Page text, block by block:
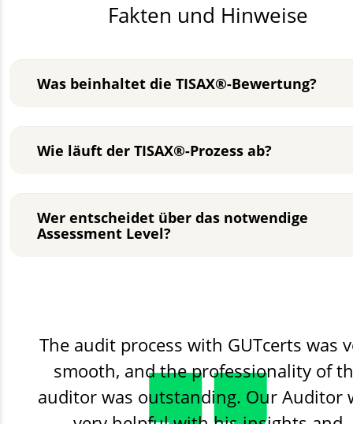
Fakten und Hinweise
Was beinhaltet die TISAX®-Bewertung?
Wie läuft der TISAX®-Prozess ab?
Wer entscheidet über das notwendige
Assessment Level?
The audit process with GUTcerts was
smooth, and the professionality of
auditor was outstanding. Our Auditor